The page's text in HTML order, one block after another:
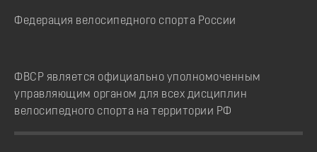
Федерация велосипедного спорта России
ФВСР является официально уполномоченным
управляющим органом для всех дисциплин
велосипедного спорта на территории РФ